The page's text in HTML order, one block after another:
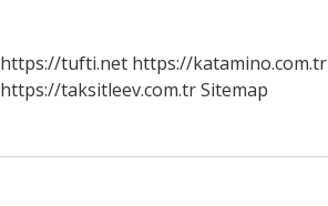
https://tufti.net https://katamino.com.tr
https://taksitleev.com.trSitemap